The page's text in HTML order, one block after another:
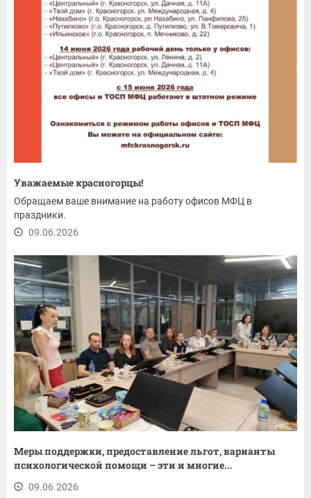
Уважаемые красногорцы!
Обращаем ваше внимание на работу офисов МФЦ в
праздники.
09.06.2026
Меры поддержки, предоставление льгот, варианты
психологической помощи – эти и многие...
09.06.2026